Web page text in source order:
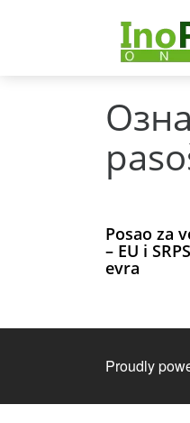
Posao za
– EU i
evra
Proudly